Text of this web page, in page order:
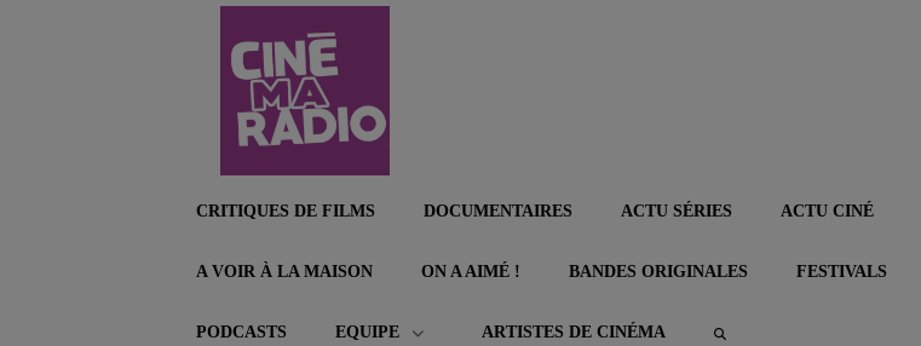
CRITIQUES DE FILMS DOCUMENTAIRES ACTU SÉRIES ACTU CINÉ
A VOIR À LA MAISON ON A AIMÉ ! BANDES ORIGINALES FESTIVALS
PODCASTS EQUIPE ARTISTES DE CINÉMA